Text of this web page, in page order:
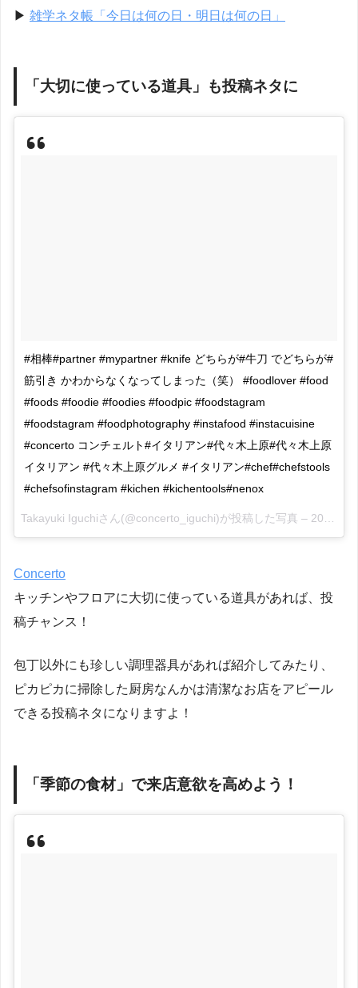
▶︎ 雑学ネタ帳「今日は何の日・明日は何の日」
「大切に使っている道具」も投稿ネタに
#相棒#partner #mypartner #knife どちらが#牛刀 でどちらが#
筋引き かわからなくなってしまった（笑） #foodlover #food
#foods #foodie #foodies #foodpic #foodstagram
#foodstagram #foodphotography #instafood #instacuisine
#concerto コンチェルト#イタリアン#代々木上原#代々木上原
イタリアン #代々木上原グルメ #イタリアン#chef#chefstools
#chefsofinstagram #kichen #kichentools#nenox
Takayuki Iguchiさん(@concerto_iguchi)が投稿した写真 – 2016 3月 26 8:32午前 PDT
Concerto
キッチンやフロアに大切に使っている道具があれば、投
稿チャンス！
包丁以外にも珍しい調理器具があれば紹介してみたり、
ピカピカに掃除した厨房なんかは清潔なお店をアピール
できる投稿ネタになりますよ！
「季節の食材」で来店意欲を高めよう！